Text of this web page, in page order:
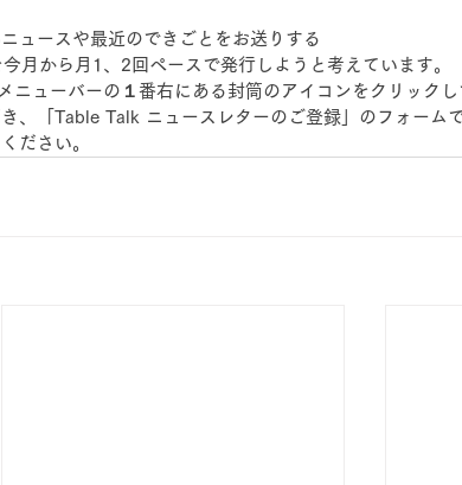
ュースや最近のできごとをお送りする
月から月1、2回ペースで発行しようと考えています。
ニューバーの１番右にある封筒のアイコンをクリックし
、「Table Talk ニュースレターのご登録」のフォーム
ださい。